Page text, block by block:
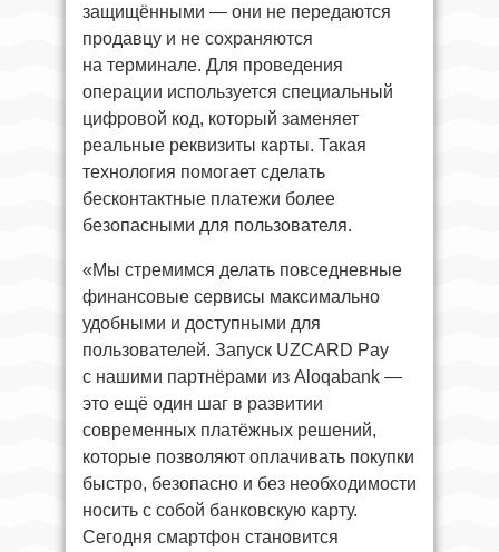
защищёнными — они не передаются
продавцу и не сохраняются
на терминале. Для проведения
операции используется специальный
цифровой код, который заменяет
реальные реквизиты карты. Такая
технология помогает сделать
бесконтактные платежи более
безопасными для пользователя.
«Мы стремимся делать повседневные
финансовые сервисы максимально
удобными и доступными для
пользователей. Запуск UZCARD Pay
с нашими партнёрами из Aloqabank —
это ещё один шаг в развитии
современных платёжных решений,
которые позволяют оплачивать покупки
быстро, безопасно и без необходимости
носить с собой банковскую карту.
Сегодня смартфон становится